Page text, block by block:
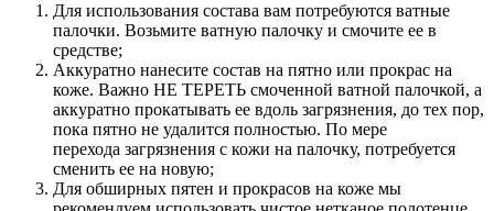
Для использования состава вам потребуются ватные
палочки. Возьмите ватную палочку и смочите ее в
средстве;
Аккуратно нанесите состав на пятно или прокрас на
коже. Важно НЕ ТЕРЕТЬ смоченной ватной палочкой, а
аккуратно прокатывать ее вдоль загрязнения, до тех пор,
пока пятно не удалится полностью. По мере
перехода загрязнения с кожи на палочку, потребуется
сменить ее на новую;
Для обширных пятен и прокрасов на коже мы